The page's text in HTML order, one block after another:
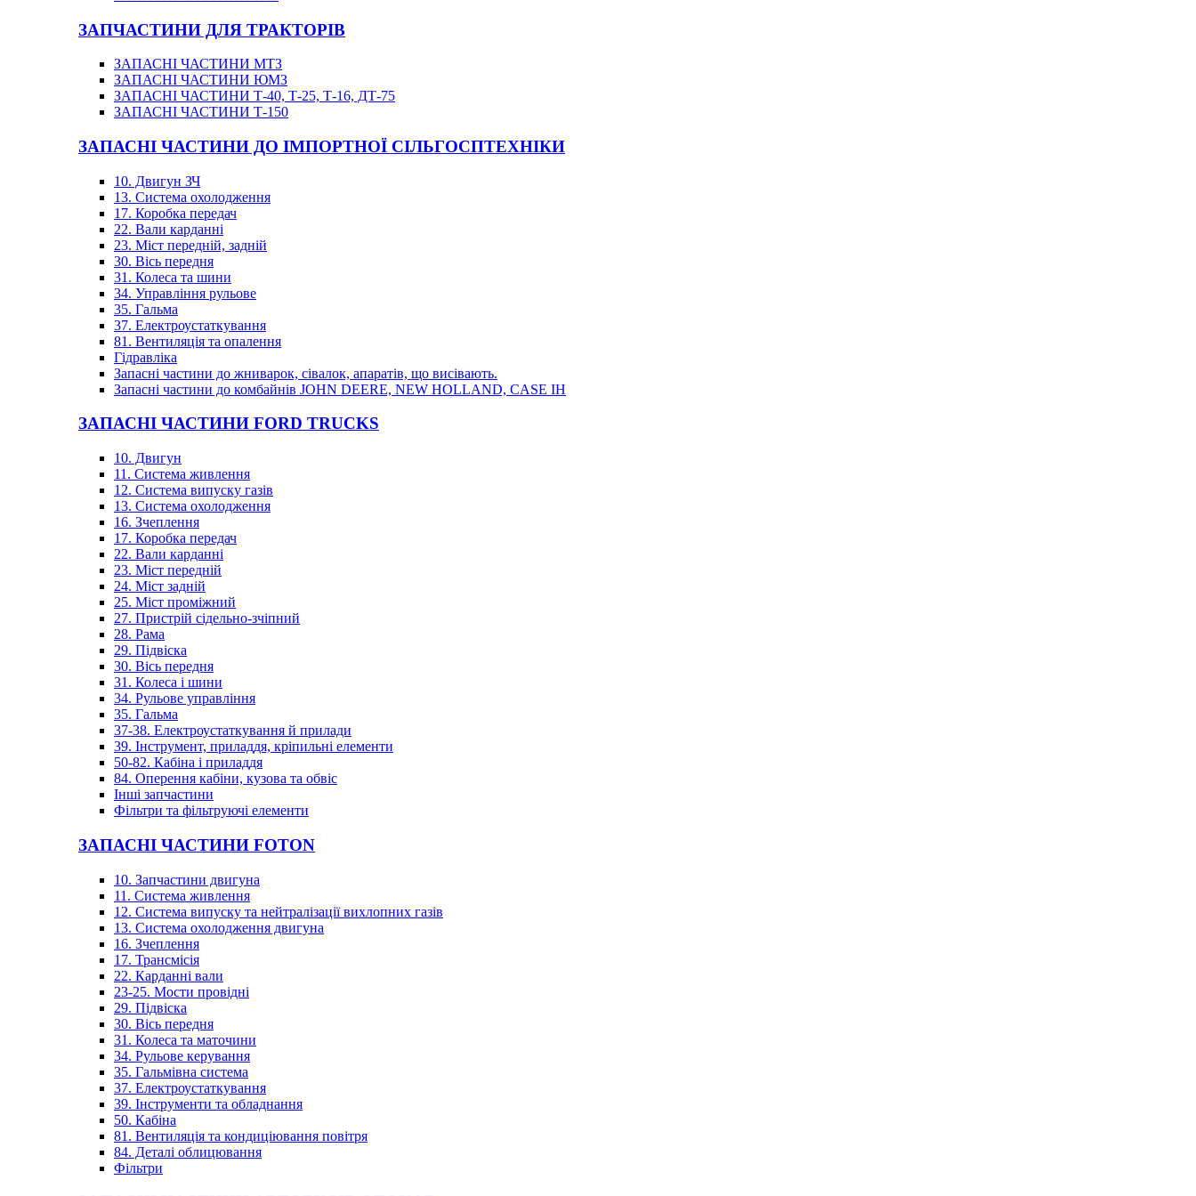
ЗАПЧАСТИНИ ДЛЯ ТРАКТОРІВ
ЗАПАСНІ ЧАСТИНИ МТЗ
ЗАПАСНІ ЧАСТИНИ ЮМЗ
ЗАПАСНІ ЧАСТИНИ Т-40, Т-25, Т-16, ДТ-75
ЗАПАСНІ ЧАСТИНИ Т-150
ЗАПАСНІ ЧАСТИНИ ДО ІМПОРТНОЇ СІЛЬГОСПТЕХНІКИ
10. Двигун ЗЧ
13. Система охолодження
17. Коробка передач
22. Вали карданні
23. Міст передній, задній
30. Вісь передня
31. Колеса та шини
34. Управління рульове
35. Гальма
37. Електроустаткування
81. Вентиляція та опалення
Гідравліка
Запасні частини до жниварок, сівалок, апаратів, що висівають.
Запасні частини до комбайнів JOHN DEERE, NEW HOLLAND, CASE IH
ЗАПАСНІ ЧАСТИНИ FORD TRUCKS
10. Двигун
11. Система живлення
12. Система випуску газів
13. Система охолодження
16. Зчеплення
17. Коробка передач
22. Вали карданні
23. Міст передній
24. Міст задній
25. Міст проміжний
27. Пристрій сідельно-зчіпний
28. Рама
29. Підвіска
30. Вісь передня
31. Колеса і шини
34. Рульове управління
35. Гальма
37-38. Електроустаткування й прилади
39. Інструмент, приладдя, кріпильні елементи
50-82. Кабіна і приладдя
84. Оперення кабіни, кузова та обвіс
Інші запчастини
Фільтри та фільтруючі елементи
ЗАПАСНІ ЧАСТИНИ FOTON
10. Запчастини двигуна
11. Система живлення
12. Система випуску та нейтралізації вихлопних газів
13. Система охолодження двигуна
16. Зчеплення
17. Трансмісія
22. Карданні вали
23-25. Мости провідні
29. Підвіска
30. Вісь передня
31. Колеса та маточини
34. Рульове керування
35. Гальмівна система
37. Електроустаткування
39. Інструменти та обладнання
50. Кабіна
81. Вентиляція та кондиціювання повітря
84. Деталі облицювання
Фільтри